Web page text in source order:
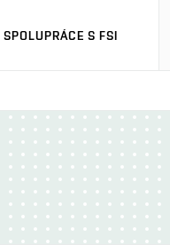
SPOLUPRÁCE S FSI